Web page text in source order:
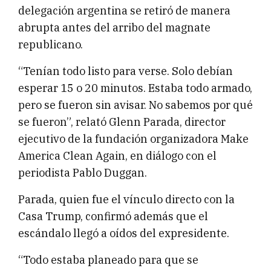
delegación argentina se retiró de manera
abrupta antes del arribo del magnate
republicano.
“Tenían todo listo para verse. Solo debían
esperar 15 o 20 minutos. Estaba todo armado,
pero se fueron sin avisar. No sabemos por qué
se fueron”, relató Glenn Parada, director
ejecutivo de la fundación organizadora Make
America Clean Again, en diálogo con el
periodista Pablo Duggan.
Parada, quien fue el vínculo directo con la
Casa Trump, confirmó además que el
escándalo llegó a oídos del expresidente.
“Todo estaba planeado para que se